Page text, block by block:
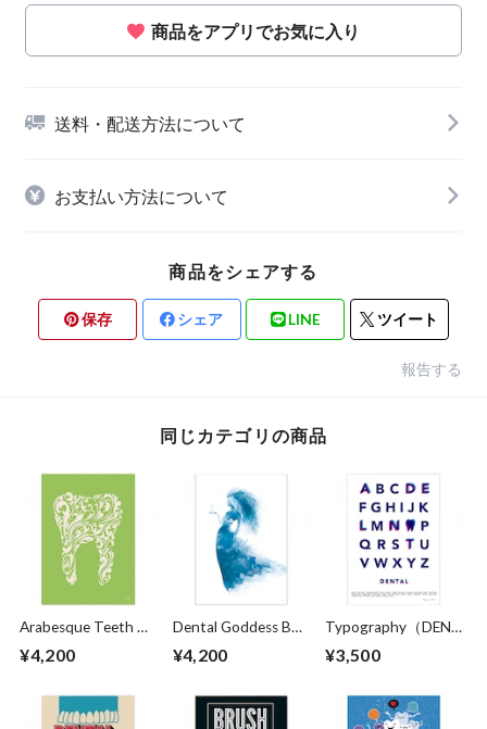
商品をアプリでお気に入り
送料・配送方法について
お支払い方法について
商品をシェアする
保存 シェア LINE ツイート
報告する
同じカテゴリの商品
Arabesque Teeth B3
¥4,200
Dental Goddess B3
¥4,200
Typography（DENT
¥3,500